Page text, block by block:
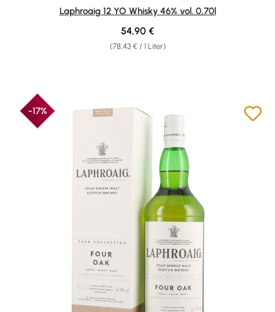
Durchschnittliche Bewertung von 5 von 5 Sternen
Laphroaig 12 YO Whisky 46% vol. 0,70l
(78,43 € / 1 Liter)
Regulärer Preis:
54,90 €
-17%